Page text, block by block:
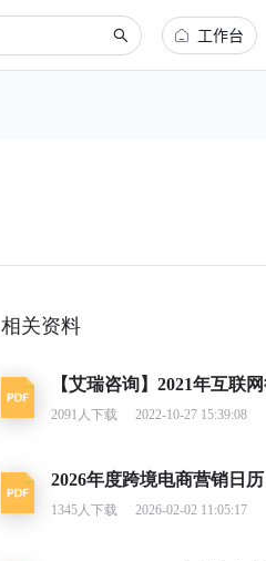
工作台
相关资料
2091 人下载 2022-10-27 15:39:08
2026年度跨境电商营销日历
1345人下载 2026-02-02 11:05:17